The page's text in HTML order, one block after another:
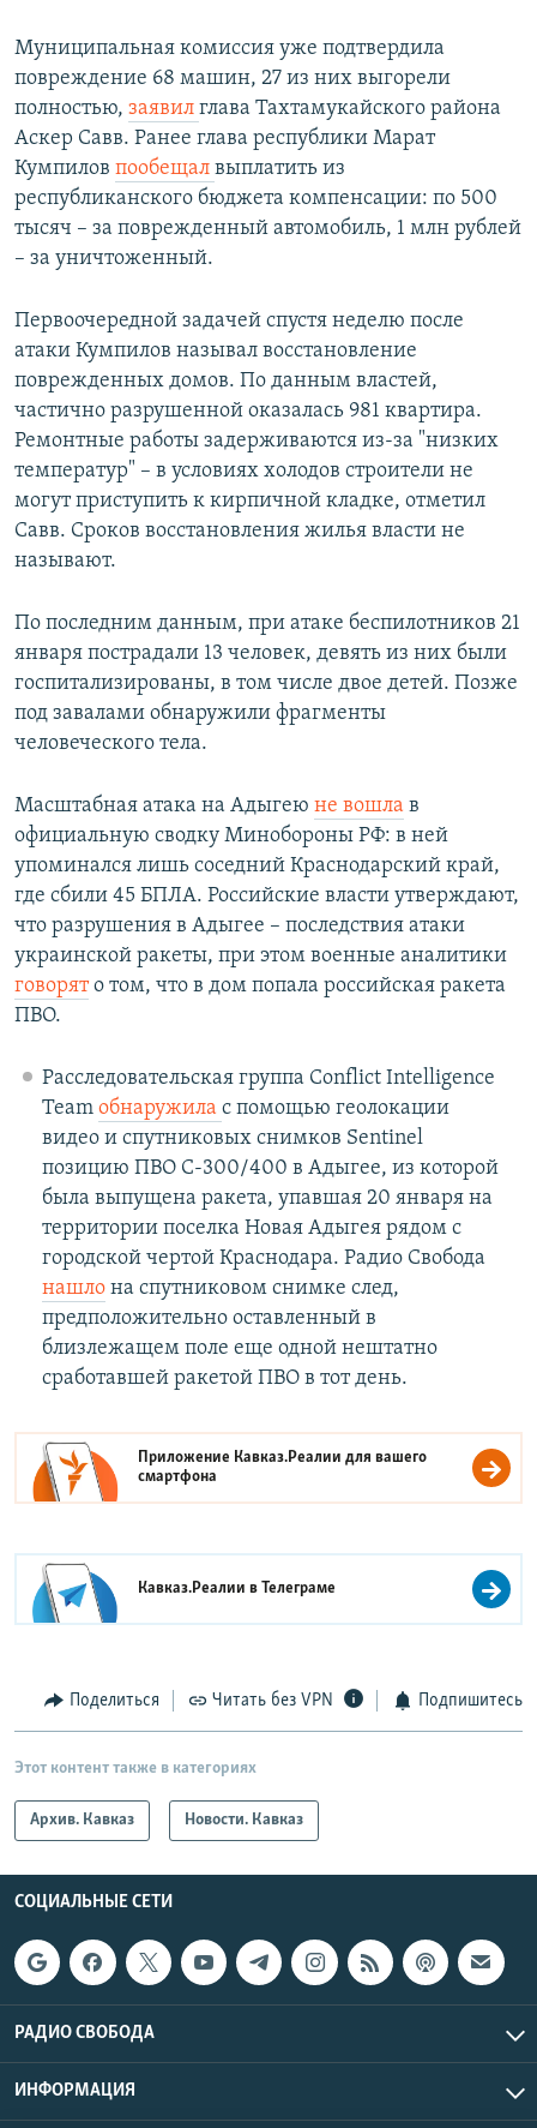
Муниципальная комиссия уже подтвердила
повреждение 68 машин, 27 из них выгорели
полностью, заявил глава Тахтамукайского района
Аскер Савв. Ранее глава республики Марат
Кумпилов пообещал выплатить из
республиканского бюджета компенсации: по 500
тысяч – за поврежденный автомобиль, 1 млн рублей
– за уничтоженный.
Первоочередной задачей спустя неделю после
атаки Кумпилов называл восстановление
поврежденных домов. По данным властей,
частично разрушенной оказалась 981 квартира.
Ремонтные работы задерживаются из-за "низких
температур" – в условиях холодов строители не
могут приступить к кирпичной кладке, отметил
Савв. Сроков восстановления жилья власти не
называют.
По последним данным, при атаке беспилотников 21
января пострадали 13 человек, девять из них были
госпитализированы, в том числе двое детей. Позже
под завалами обнаружили фрагменты
человеческого тела.
Масштабная атака на Адыгею не вошла в
официальную сводку Минобороны РФ: в ней
упоминался лишь соседний Краснодарский край,
где сбили 45 БПЛА. Российские власти утверждают,
что разрушения в Адыгее – последствия атаки
украинской ракеты, при этом военные аналитики
говорято том, что в дом попала российская ракета
ПВО.
Расследовательская группа Conflict Intelligence
Team обнаружила с помощью геолокации
видео и спутниковых снимков Sentinel
позицию ПВО С-300/400 в Адыгее, из которой
была выпущена ракета, упавшая 20 января на
территории поселка Новая Адыгея рядом с
городской чертой Краснодара. Радио Свобода
нашлона спутниковом снимке след,
предположительно оставленный в
близлежащем поле еще одной нештатно
сработавшей ракетой ПВО в тот день.
Приложение Кавказ.Реалии для вашего
смартфона
Кавказ.Реалии вТелеграме
Поделиться Читать без VPN Подпишитесь
Этот контент также в категориях
Архив. Кавказ Новости. Кавказ
СОЦИАЛЬНЫЕ СЕТИ
РАДИО СВОБОДА
ИНФОРМАЦИЯ